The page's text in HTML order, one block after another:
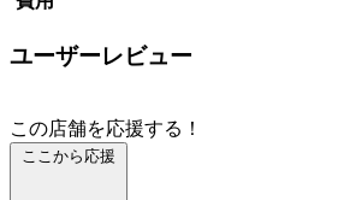
ユーザーレビュー
この店舗を応援する！
ここから応援